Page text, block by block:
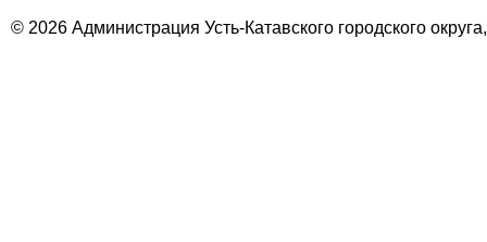
© 2026 Администрация Усть-Катавского городского